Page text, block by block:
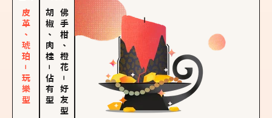
皮革、琥珀－玩樂型 胡椒、肉桂
－
佔有型
佛手柑、橙花
－
好友型